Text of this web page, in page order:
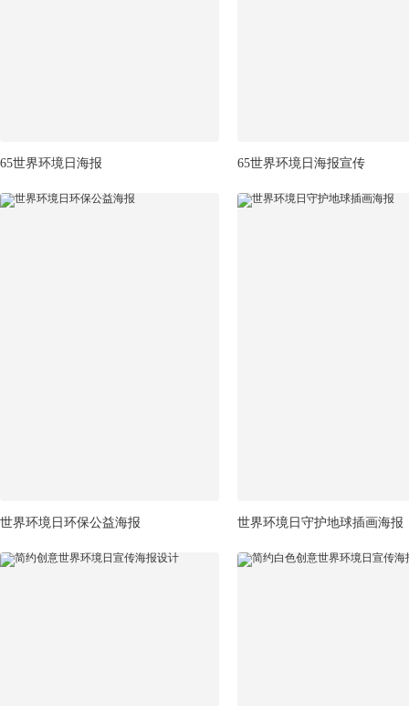
65世界环境日海报 65世界环境日海报宣传
世界环境日环保公益海报 世界环境日守护地球插画海报